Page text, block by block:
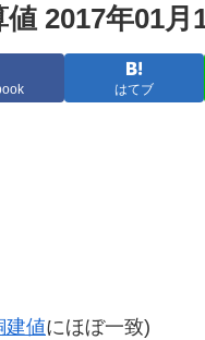
2017年01月
はてブ
建値にほぼ一致)